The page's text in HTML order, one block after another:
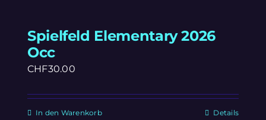
Spielfeld Elementary 2026
Occ
CHF30.00
In den Warenkorb Details